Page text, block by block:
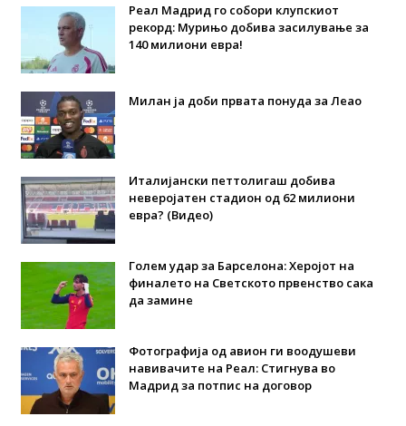
Реал Мадрид го собори клупскиот
рекорд: Мурињо добива засилување за
140 милиони евра!
Милан ја доби првата понуда за Леао
Италијански петтолигаш добива
неверојатен стадион од 62 милиони
евра? (Видео)
Голем удар за Барселона: Херојот на
финалето на Светското првенство сака
да замине
Фотографија од авион ги воодушеви
навивачите на Реал: Стигнува во
Мадрид за потпис на договор